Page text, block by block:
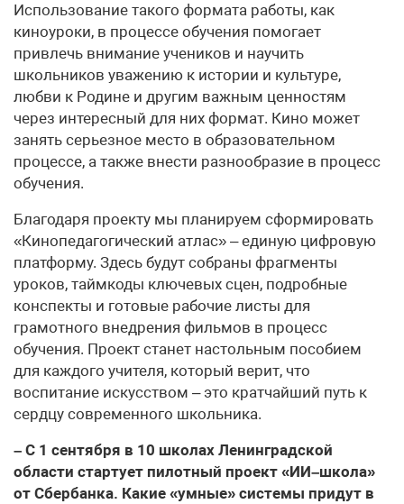
Использование такого формата работы, как
киноуроки, в процессе обучения помогает
привлечь внимание учеников и научить
школьников уважению к истории и культуре,
любви к Родине и другим важным ценностям
через интересный для них формат. Кино может
занять серьезное место в образовательном
процессе, а также внести разнообразие в процесс
обучения.
Благодаря проекту мы планируем сформировать
«Кинопедагогический атлас» – единую цифровую
платформу. Здесь будут собраны фрагменты
уроков, таймкоды ключевых сцен, подробные
конспекты и готовые рабочие листы для
грамотного внедрения фильмов в процесс
обучения. Проект станет настольным пособием
для каждого учителя, который верит, что
воспитание искусством – это кратчайший путь к
сердцу современного школьника.
– С 1 сентября в 10 школах Ленинградской
области стартует пилотный проект «ИИ–школа»
от Сбербанка. Какие «умные» системы придут в